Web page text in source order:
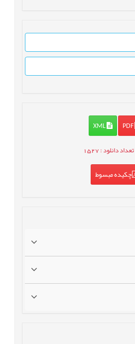
XML
تعداد دانلود: 1527
چکیده مبسوط